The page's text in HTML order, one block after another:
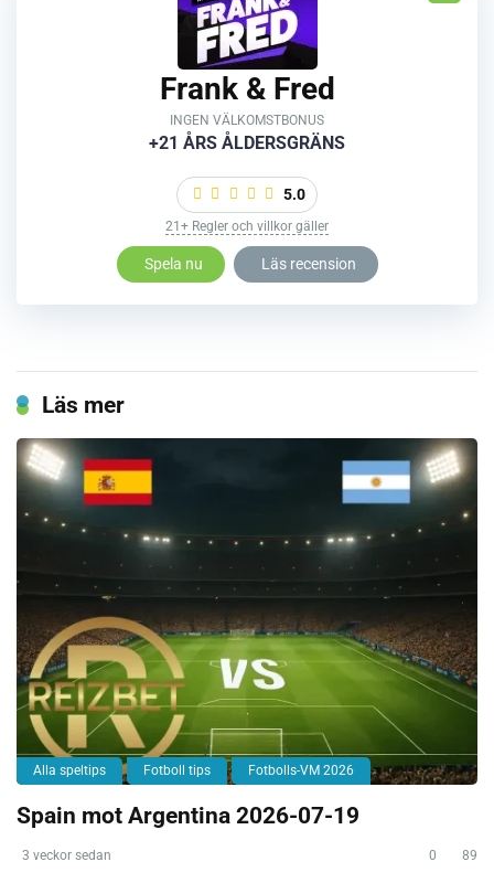
Frank & Fred
INGEN VÄLKOMSTBONUS
+21 ÅRS ÅLDERSGRÄNS
5.0
21+ Regler och villkor gäller
Spela nu Läs recension
Läs mer
Alla speltips Fotboll tips Fotbolls-VM 2026
Spain mot Argentina 2026-07-19
3 veckor sedan 0 89